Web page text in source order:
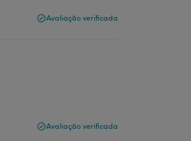
Avaliação verificada
Avaliação verificada